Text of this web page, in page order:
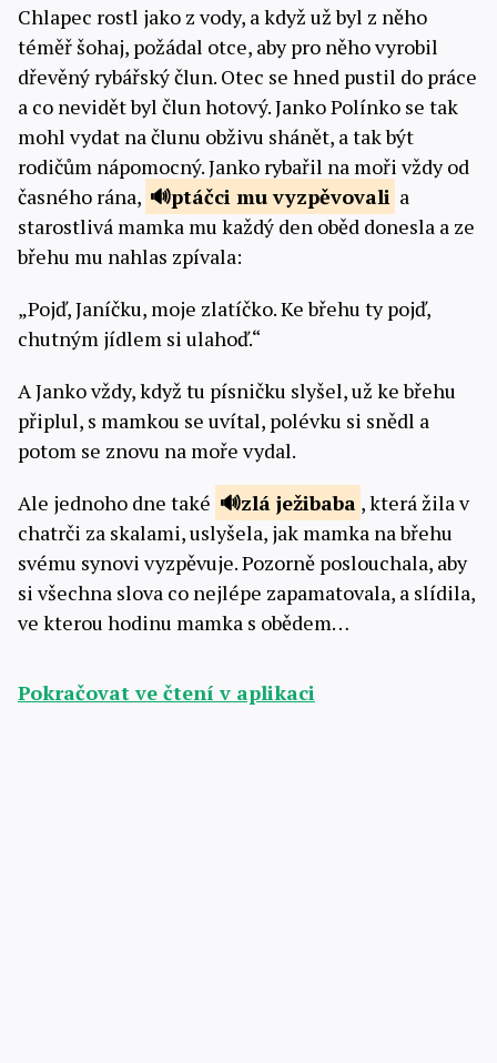
Chlapec rostl jako z vody, a když už byl z něho
téměř šohaj, požádal otce, aby pro něho vyrobil
dřevěný rybářský člun. Otec se hned pustil do práce
a co nevidět byl člun hotový. Janko Polínko se tak
mohl vydat na člunu obživu shánět, a tak být
rodičům nápomocný. Janko rybařil na moři vždy od
časného rána,
ptáčci muvyzpěvovali a
starostlivá mamka mu každý den oběd donesla a ze
břehu mu nahlas zpívala:
„Pojď, Janíčku, moje zlatíčko. Ke břehu ty pojď,
chutným jídlem si ulahoď.“
A Janko vždy, když tu písničku slyšel, už ke břehu
připlul, s mamkou se uvítal, polévku si snědl a
potom se znovu na moře vydal.
Ale jednoho dne také
zlá ježibaba , která žila v
chatrči za skalami, uslyšela, jak mamka na břehu
svému synovi vyzpěvuje. Pozorně poslouchala, aby
si všechna slova co nejlépe zapamatovala, a slídila,
ve kterou hodinu mamka s obědem…
Pokračovat ve čtení v aplikaci